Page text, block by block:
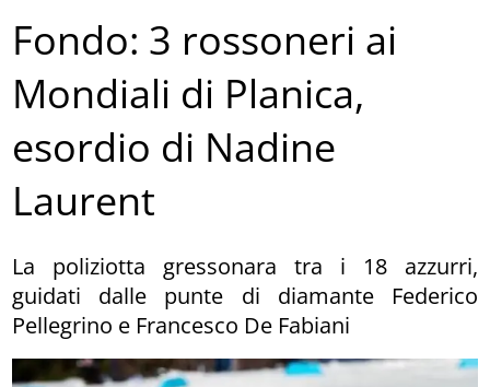
Fondo: 3 rossoneri ai
Mondiali di Planica,
esordio di Nadine
Laurent
La poliziotta gressonara tra i 18 azzurri,
guidati dalle punte di diamante Federico
Pellegrino e Francesco De Fabiani